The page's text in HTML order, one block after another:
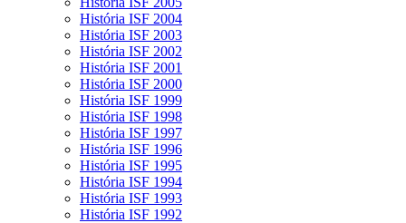
História ISF 2004
História ISF 2003
História ISF 2002
História ISF 2001
História ISF 2000
História ISF 1999
História ISF 1998
História ISF 1997
História ISF 1996
História ISF 1995
História ISF 1994
História ISF 1993
História ISF 1992